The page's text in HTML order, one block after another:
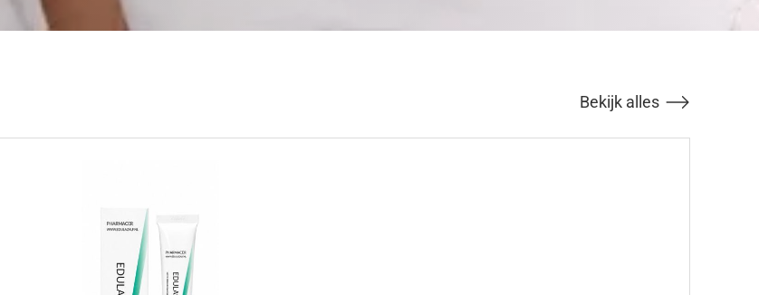
Bekijk alles